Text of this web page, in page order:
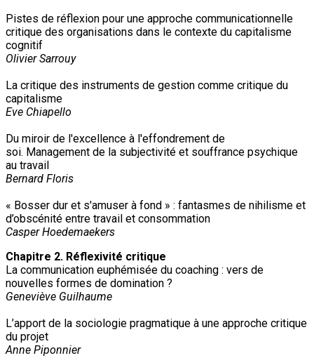
Pistes de réflexion pour une approche communicationnelle
critique des organisations dans le contexte du capitalisme
cognitif
Olivier Sarrouy
La critique des instruments de gestion comme critique du
capitalisme
Eve Chiapello
Du miroir de l'excellence à l'effondrement de
soi. Management de la subjectivité et souffrance psychique
au travail
Bernard Floris
« Bosser dur et s'amuser à fond » : fantasmes de nihilisme et
d’obscénité entre travail et consommation
Casper Hoedemaekers
Chapitre 2. Réflexivité critique
La communication euphémisée du coaching : vers de
nouvelles formes de domination ?
Geneviève Guilhaume
L’apport de la sociologie pragmatique à une approche critique
du projet
Anne Piponnier